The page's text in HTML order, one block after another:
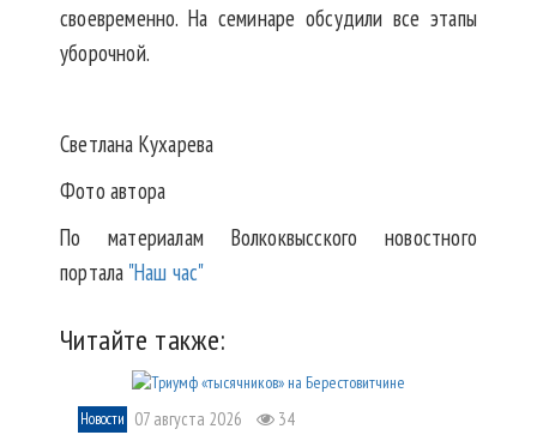
своевременно. На семинаре обсудили все этапы
уборочной.
Светлана Кухарева
Фото автора
По материалам Волкоквысского новостного
портала "Наш час"
Читайте также:
Новости 07 августа 2026 34